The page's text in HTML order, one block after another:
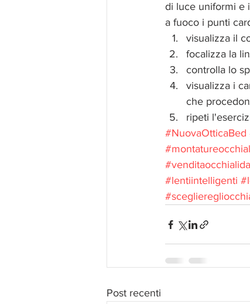
di luce uniformi e
a fuoco i punti
visualizza il
focalizza la
controlla lo
visualizza i
che
ripeti
#NuovaOtticaBed
#lentiintelligenti
Post recenti